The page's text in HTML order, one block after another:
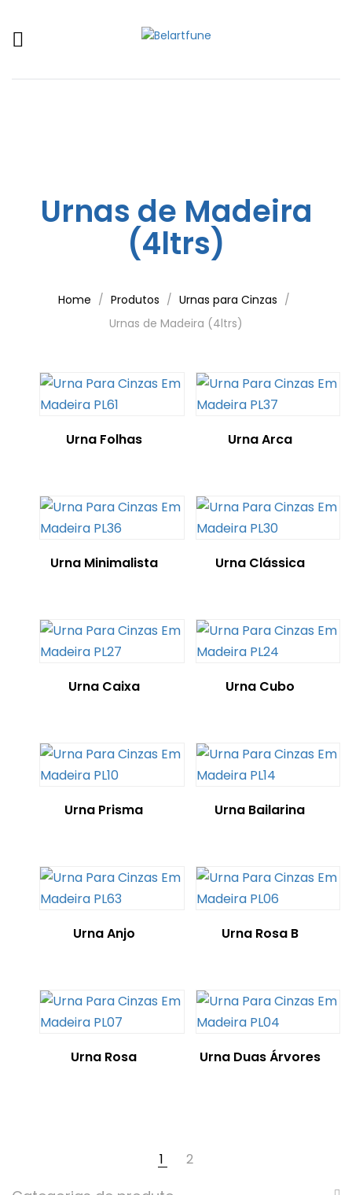
Urnas de Madeira
(4ltrs)
Home Produtos
Urnas para Cinzas
Urnas de Madeira (4ltrs)
Urna Folhas Urna Arca
Urna Minimalista Urna Clássica
Urna Caixa Urna Cubo
Urna Prisma Urna Bailarina
Urna Anjo Urna Rosa B
Urna Rosa Urna Duas Árvores
1 2